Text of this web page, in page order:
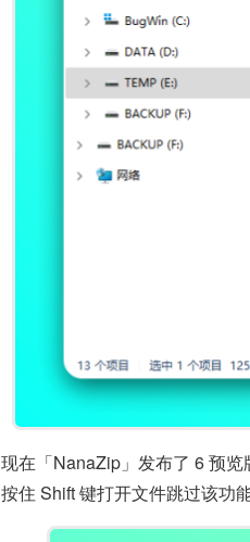
现在「NanaZip」发布了 6 预
按住 Shift 键打开文件跳过该功能